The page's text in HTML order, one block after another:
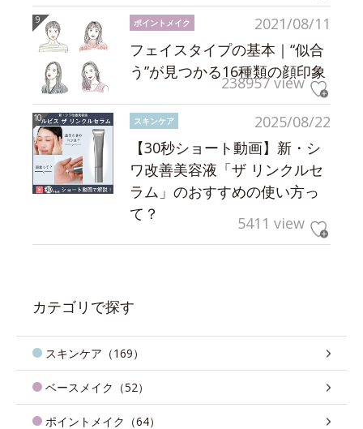
2021/08/11
ポイントメイク
フェイスタイプの基本｜“似合
う”が見つかる16種類の顔印象
238957 view
2025/08/22
スキンケア
【30秒ショート動画】新・シ
ワ改善美容液「ザ リンクルセ
ラム」のおすすめの使い方っ
て？
5411 view
カテゴリで探す
スキンケア（169）
ベースメイク（52）
ポイントメイク（64）